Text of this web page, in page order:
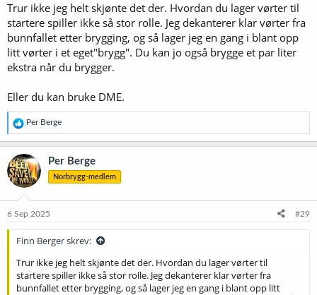
Trur ikke jeg helt skjønte det der. Hvordan du lager vørter til
startere spiller ikke så stor rolle. Jeg dekanterer klar vørter fra
bunnfallet etter brygging, og så lager jeg en gang i blant opp
litt vørter i et eget"brygg". Du kan jo også brygge et par liter
ekstra når du brygger.
Eller du kan bruke DME.
R
e
a
k
s
j
o
e
Per Berge
Per Berge
Norbrygg-medlem
6 Sep 2025 #29
Finn Berger skrev:
Trur ikke jeg helt skjønte det der. Hvordan du lager vørter til
startere spiller ikke så stor rolle. Jeg dekanterer klar vørter fra
bunnfallet etter brygging, og så lager jeg en gang i blant opp litt